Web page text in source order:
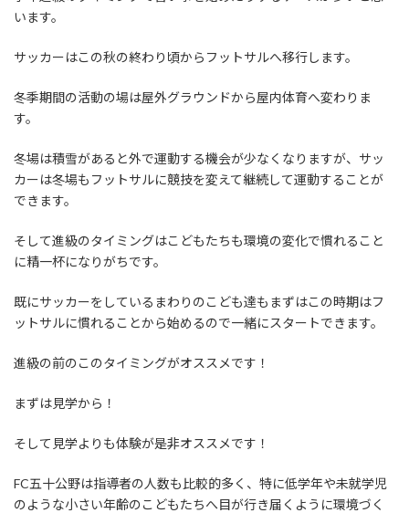
います。
サッカーはこの秋の終わり頃からフットサルへ移行します。
冬季期間の活動の場は屋外グラウンドから屋内体育へ変わりま
す。
冬場は積雪があると外で運動する機会が少なくなりますが、サッ
カーは冬場もフットサルに競技を変えて継続して運動することが
できます。
そして進級のタイミングはこどもたちも環境の変化で慣れること
に精一杯になりがちです。
既にサッカーをしているまわりのこども達もまずはこの時期はフ
ットサルに慣れることから始めるので一緒にスタートできます。
進級の前のこのタイミングがオススメです！
まずは見学から！
そして見学よりも体験が是非オススメです！
FC五十公野は指導者の人数も比較的多く、特に低学年や未就学児
のような小さい年齢のこどもたちへ目が行き届くように環境づく